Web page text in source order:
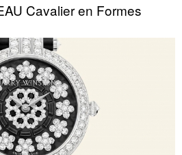
Cavalier en Formes